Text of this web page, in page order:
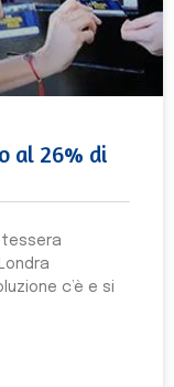
al 26% di
tessera
c’è e si